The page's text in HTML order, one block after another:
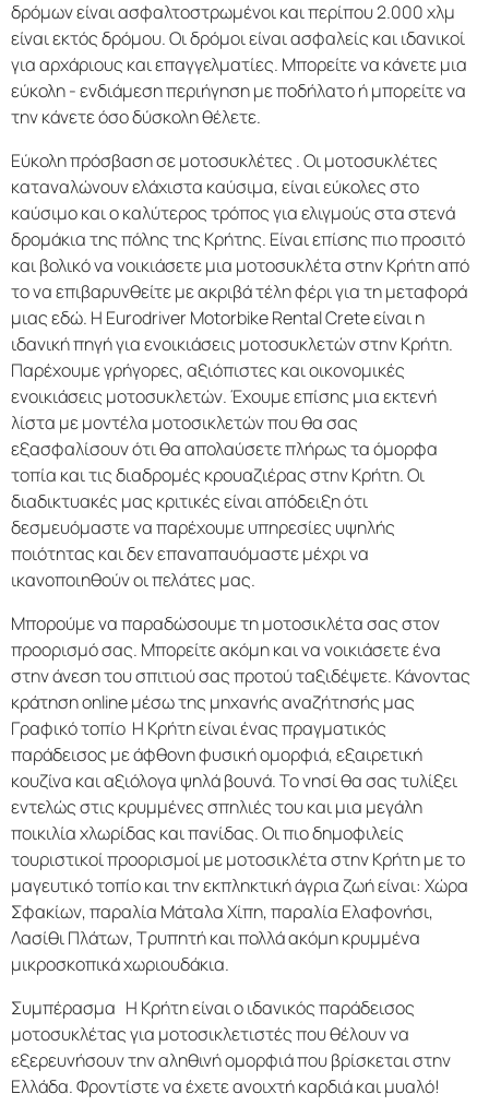
δρόμων είναι ασφαλτοστρωμένοι και περίπου 2.000 χλμ
είναι εκτός δρόμου. Οι δρόμοι είναι ασφαλείς και ιδανικοί
για αρχάριους και επαγγελματίες. Μπορείτε να κάνετε μια
εύκολη - ενδιάμεση περιήγηση με ποδήλατο ή μπορείτε να
την κάνετε όσο δύσκολη θέλετε.
Εύκολη πρόσβαση σε μοτοσυκλέτες . Οι μοτοσυκλέτες
καταναλώνουν ελάχιστα καύσιμα, είναι εύκολες στο
καύσιμο και ο καλύτερος τρόπος για ελιγμούς στα στενά
δρομάκια της πόλης της Κρήτης. Είναι επίσης πιο προσιτό
και βολικό να νοικιάσετε μια μοτοσυκλέτα στην Κρήτη από
το να επιβαρυνθείτε με ακριβά τέλη φέρι για τη μεταφορά
μιας εδώ. Η Eurodriver Motorbike Rental Crete είναι η
ιδανική πηγή για ενοικιάσεις μοτοσυκλετών στην Κρήτη.
Παρέχουμε γρήγορες, αξιόπιστες και οικονομικές
ενοικιάσεις μοτοσυκλετών. Έχουμε επίσης μια εκτενή
λίστα με μοντέλα μοτοσικλετών που θα σας
εξασφαλίσουν ότι θα απολαύσετε πλήρως τα όμορφα
τοπία και τις διαδρομές κρουαζιέρας στην Κρήτη. Οι
διαδικτυακές μας κριτικές είναι απόδειξη ότι
δεσμευόμαστε να παρέχουμε υπηρεσίες υψηλής
ποιότητας και δεν επαναπαυόμαστε μέχρι να
ικανοποιηθούν οι πελάτες μας.
Μπορούμε να παραδώσουμε τη μοτοσικλέτα σας στον
προορισμό σας. Μπορείτε ακόμη και να νοικιάσετε ένα
στην άνεση του σπιτιού σας προτού ταξιδέψετε. Κάνοντας
κράτηση online μέσω της μηχανής αναζήτησής μας
Γραφικό τοπίο Η Κρήτη είναι ένας πραγματικός
παράδεισος με άφθονη φυσική ομορφιά, εξαιρετική
κουζίνα και αξιόλογα ψηλά βουνά. Το νησί θα σας τυλίξει
εντελώς στις κρυμμένες σπηλιές του και μια μεγάλη
ποικιλία χλωρίδας και πανίδας. Οι πιο δημοφιλείς
τουριστικοί προορισμοί με μοτοσικλέτα στην Κρήτη με το
μαγευτικό τοπίο και την εκπληκτική άγρια ​​ζωή είναι: Χώρα
Σφακίων, παραλία Μάταλα Χίπη, παραλία Ελαφονήσι,
Λασίθι Πλάτων, Τρυπητή και πολλά ακόμη κρυμμένα
μικροσκοπικά χωριουδάκια.
Συμπέρασμα Η Κρήτη είναι ο ιδανικός παράδεισος
μοτοσυκλέτας για μοτοσικλετιστές που θέλουν να
εξερευνήσουν την αληθινή ομορφιά που βρίσκεται στην
Ελλάδα. Φροντίστε να έχετε ανοιχτή καρδιά και μυαλό!